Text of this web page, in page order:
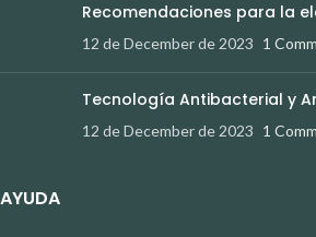
Recomendaciones para la
12 de December de 2023 1
Tecnología Antibacterial y
12 de December de 2023 1
AYUDA